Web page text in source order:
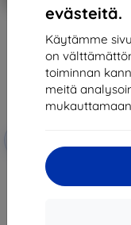
evästeitä.
Käytämme
on
toiminnan
meitä
kupongilla
3MK FlexibleGlass